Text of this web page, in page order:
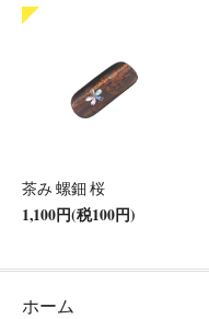
茶み 螺鈿 桜
1,100円(税100円)
ホーム